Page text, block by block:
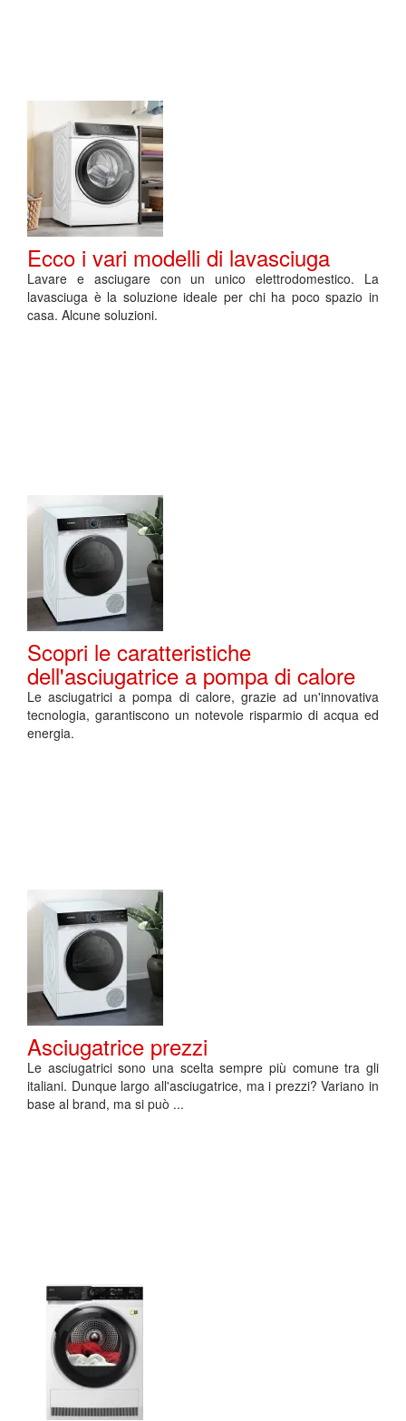
Ecco i vari modelli di lavasciuga
Lavare e asciugare con un unico elettrodomestico. La
lavasciuga è la soluzione ideale per chi ha poco spazio in
casa. Alcune soluzioni.
Scopri le caratteristiche
dell'asciugatrice a pompa di calore
Le asciugatrici a pompa di calore, grazie ad un'innovativa
tecnologia, garantiscono un notevole risparmio di acqua ed
energia.
Asciugatrice prezzi
Le asciugatrici sono una scelta sempre più comune tra gli
italiani. Dunque largo all'asciugatrice, ma i prezzi? Variano in
base al brand, ma si può ...